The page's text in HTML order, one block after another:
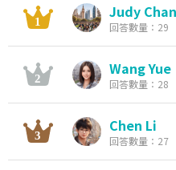
Judy
回答數量：29
Wang Yue
回答數量：28
Chen Li
回答數量：27